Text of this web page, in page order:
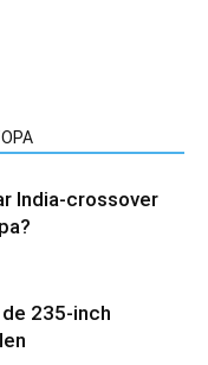
India-crossover
235-inch